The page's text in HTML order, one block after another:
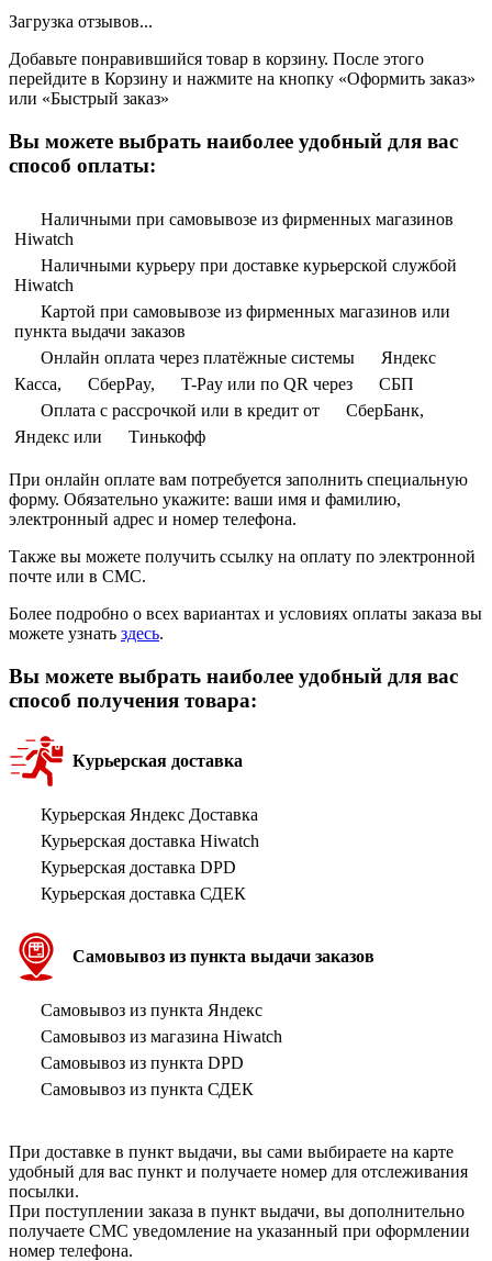
Загрузка отзывов...
Добавьте понравившийся товар в корзину. После этого
перейдите в Корзину и нажмите на кнопку «Оформить заказ»
или «Быстрый заказ»
Вы можете выбрать наиболее удобный для вас
способ оплаты:
Наличными при самовывозе из фирменных магазинов
Hiwatch
Наличными курьеру при доставке курьерской службой
Hiwatch
Картой при самовывозе из фирменных магазинов или
пункта выдачи заказов
Онлайн оплата через платёжные системы
Яндекс
Касса,
СберPay, T-Pay или по QR через
СБП
Оплата с рассрочкой или в кредит от
СберБанк,
Яндекс или
Тинькофф
При онлайн оплате вам потребуется заполнить специальную
форму. Обязательно укажите: ваши имя и фамилию,
электронный адрес и номер телефона.
Также вы можете получить ссылку на оплату по электронной
почте или в СМС.
Более подробно о всех вариантах и условиях оплаты заказа вы
можете узнать здесь.
Вы можете выбрать наиболее удобный для вас
способ получения товара:
Курьерская доставка
Курьерская Яндекс Доставка
Курьерская доставка Hiwatch
Курьерская доставка DPD
Курьерская доставка СДЕК
Самовывоз из пункта выдачи заказов
Самовывоз из пункта Яндекс
Самовывоз из магазина Hiwatch
Самовывоз из пункта DPD
Самовывоз из пункта СДЕК
При доставке в пункт выдачи, вы сами выбираете на карте
удобный для вас пункт и получаете номер для отслеживания
посылки.
При поступлении заказа в пункт выдачи, вы дополнительно
получаете СМС уведомление на указанный при оформлении
номер телефона.